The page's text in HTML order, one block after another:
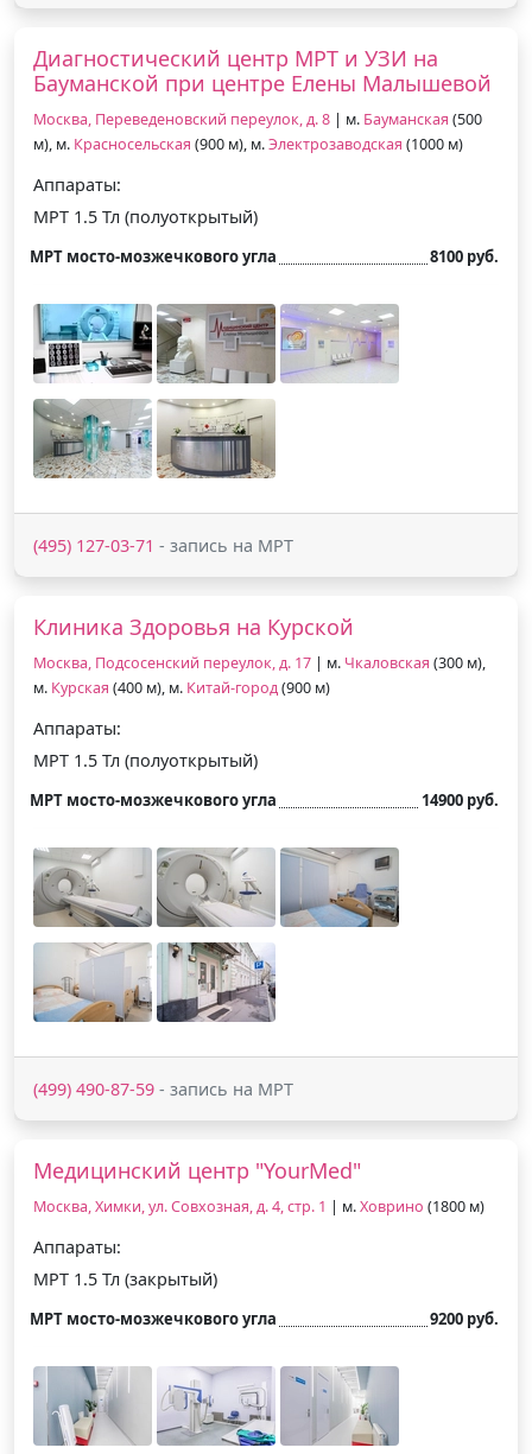
Диагностический центр МРТ и УЗИ на
Бауманской при центре Елены Малышевой
Москва, Переведеновский переулок, д. 8 | м. Бауманская (500
м), м. Красносельская (900 м), м.Электрозаводская (1000 м)
Аппараты:
МРТ 1.5 Тл (полуоткрытый)
МРТ мосто-мозжечкового угла 8100 руб.
(495) 127-03-71 - запись на МРТ
Клиника Здоровья на Курской
Москва, Подсосенский переулок, д. 17 | м. Чкаловская (300 м),
м. Курская (400 м), м. Китай-город(900 м)
Аппараты:
МРТ 1.5 Тл (полуоткрытый)
МРТ мосто-мозжечкового угла 14900 руб.
(499) 490-87-59 - запись на МРТ
Медицинский центр "YourMed"
Москва, Химки, ул. Совхозная, д. 4, стр. 1 | м.Ховрино (1800 м)
Аппараты:
МРТ 1.5 Тл (закрытый)
МРТ мосто-мозжечкового угла 9200 руб.